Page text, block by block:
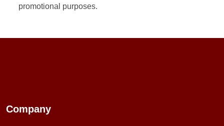
promotional purposes.
Company